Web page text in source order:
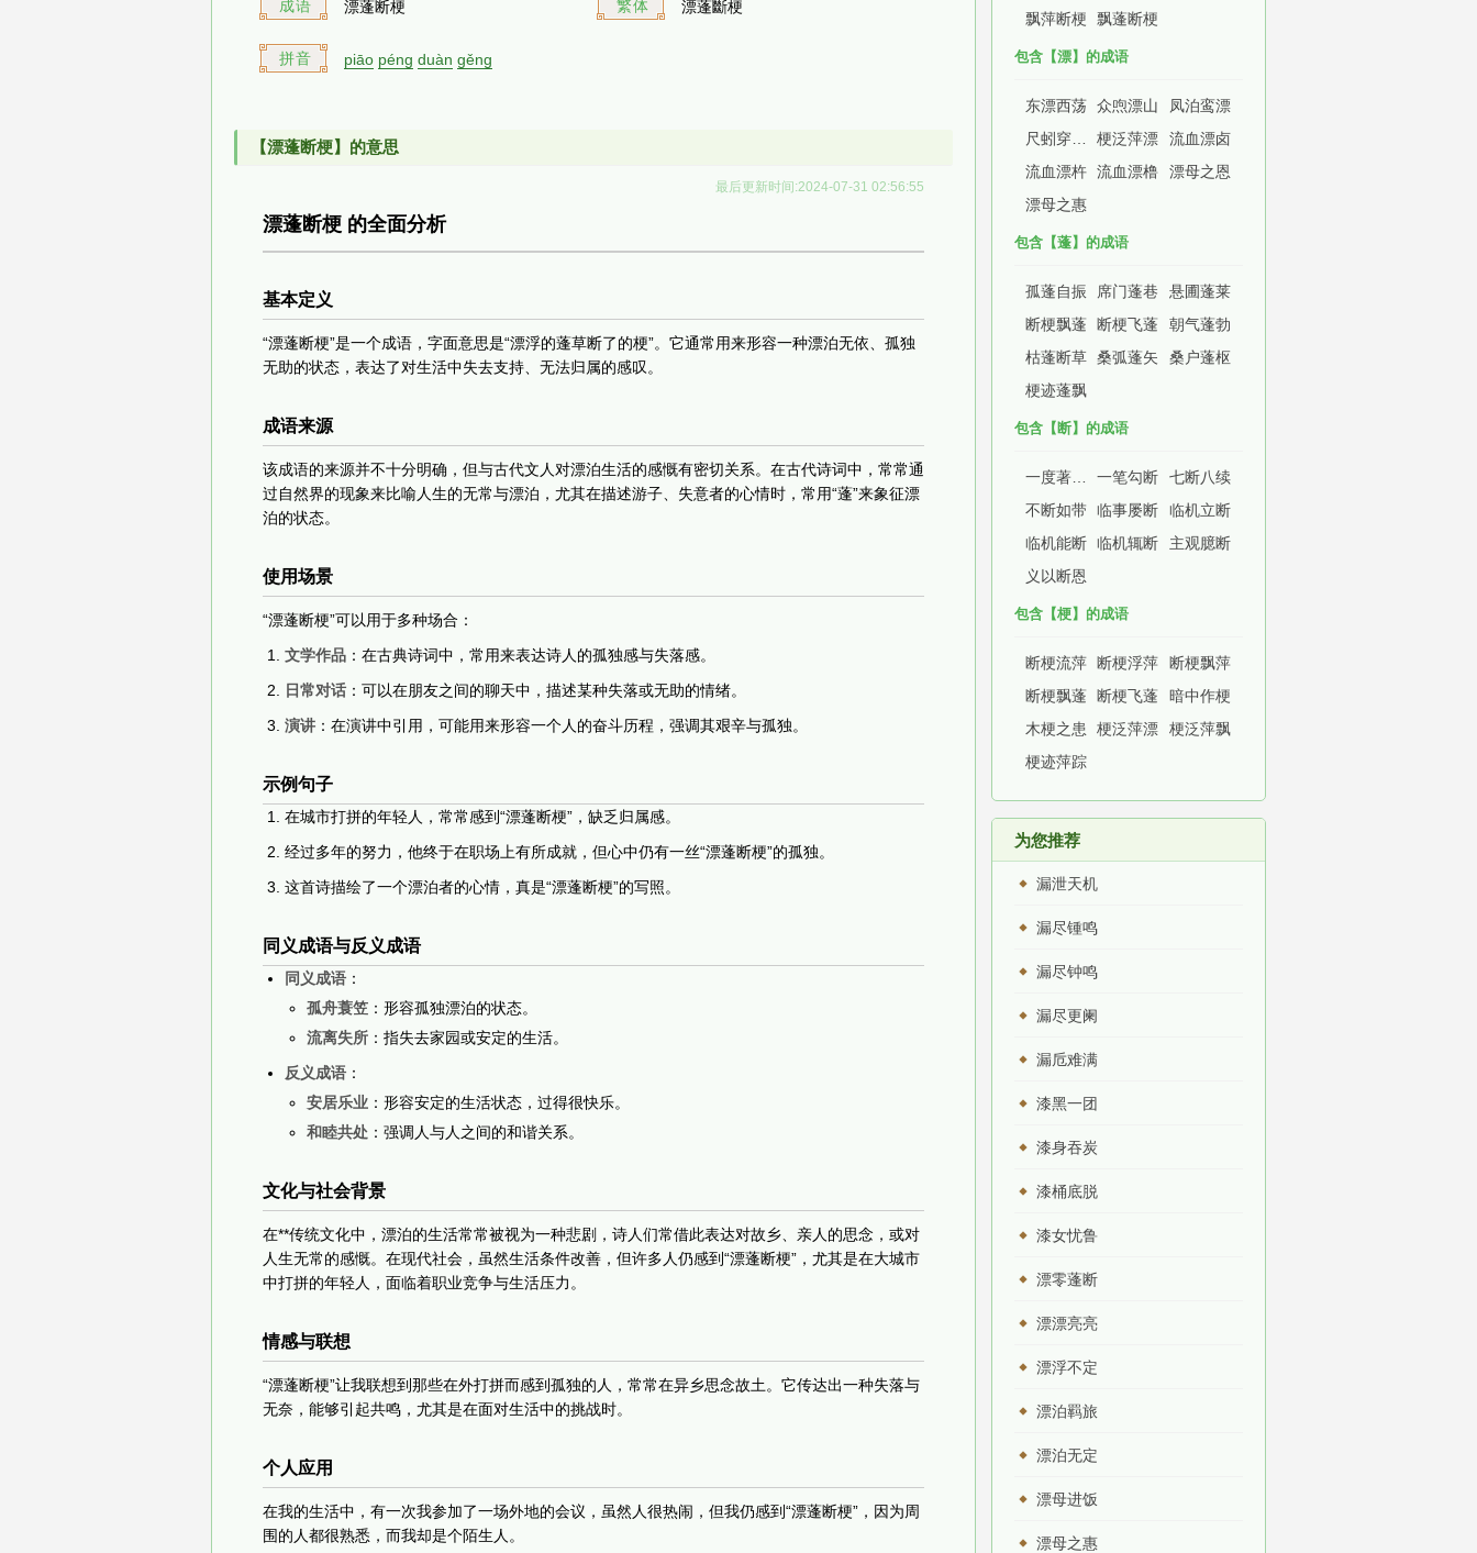
成语 漂蓬断梗 繁体 漂蓬斷梗
拼音 piāo péng duàn gěng
【漂蓬断梗】的意思
最后更新时间:2024-07-31 02:56:55
漂蓬断梗 的全面分析
基本定义
“漂蓬断梗”是一个成语，字面意思是“漂浮的蓬草断了的梗”。它通常用来形容一种漂泊无依、孤独
无助的状态，表达了对生活中失去支持、无法归属的感叹。
成语来源
该成语的来源并不十分明确，但与古代文人对漂泊生活的感慨有密切关系。在古代诗词中，常常通
过自然界的现象来比喻人生的无常与漂泊，尤其在描述游子、失意者的心情时，常用“蓬”来象征漂
泊的状态。
使用场景
“漂蓬断梗”可以用于多种场合：
文学作品 ：在古典诗词中，常用来表达诗人的孤独感与失落感。
日常对话 ：可以在朋友之间的聊天中，描述某种失落或无助的情绪。
演讲 ：在演讲中引用，可能用来形容一个人的奋斗历程，强调其艰辛与孤独。
示例句子
在城市打拼的年轻人，常常感到“漂蓬断梗”，缺乏归属感。
经过多年的努力，他终于在职场上有所成就，但心中仍有一丝“漂蓬断梗”的孤独。
这首诗描绘了一个漂泊者的心情，真是“漂蓬断梗”的写照。
同义成语与反义成语
同义成语 ：
孤舟蓑笠 ：形容孤独漂泊的状态。
流离失所 ：指失去家园或安定的生活。
反义成语 ：
安居乐业 ：形容安定的生活状态，过得很快乐。
和睦共处 ：强调人与人之间的和谐关系。
文化与社会背景
在**传统文化中，漂泊的生活常常被视为一种悲剧，诗人们常借此表达对故乡、亲人的思念，或对
人生无常的感慨。在现代社会，虽然生活条件改善，但许多人仍感到“漂蓬断梗”，尤其是在大城市
中打拼的年轻人，面临着职业竞争与生活压力。
情感与联想
“漂蓬断梗”让我联想到那些在外打拼而感到孤独的人，常常在异乡思念故土。它传达出一种失落与
无奈，能够引起共鸣，尤其是在面对生活中的挑战时。
个人应用
在我的生活中，有一次我参加了一场外地的会议，虽然人很热闹，但我仍感到“漂蓬断梗”，因为周
围的人都很熟悉，而我却是个陌生人。
飘萍断梗 飘蓬断梗
包含【漂】的成语
东漂西荡 众喣漂山
凤泊鸾漂
梗泛萍漂
流血漂卤
流血漂杵 流血漂橹
漂母之恩
漂母之惠
包含【蓬】的成语
孤蓬自振 席门蓬巷
悬圃蓬莱
断梗飘蓬
断梗飞蓬
朝气蓬勃
枯蓬断草 桑弧蓬矢
桑户蓬枢
梗迹蓬飘
包含【断】的成语
一笔勾断
七断八续
不断如带 临事屡断
临机立断
临机能断 临机辄断
主观臆断
义以断恩
包含【梗】的成语
断梗流萍 断梗浮萍
断梗飘萍
断梗飘蓬
断梗飞蓬
暗中作梗
木梗之患
梗泛萍漂
梗泛萍飘
梗迹萍踪
为您推荐
漏泄天机
漏尽锺鸣
漏尽钟鸣
漏尽更阑
漏卮难满
漆黑一团
漆身吞炭
漆桶底脱
漆女忧鲁
漂零蓬断
漂漂亮亮
漂浮不定
漂泊羁旅
漂泊无定
漂母进饭
漂母之惠